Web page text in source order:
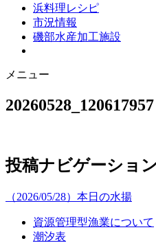
浜料理レシピ
市況情報
磯部水産加工施設
メニュー
20260528_120617957
投稿ナビゲーション
（2026/05/28）本日の水揚
資源管理型漁業について
潮汐表